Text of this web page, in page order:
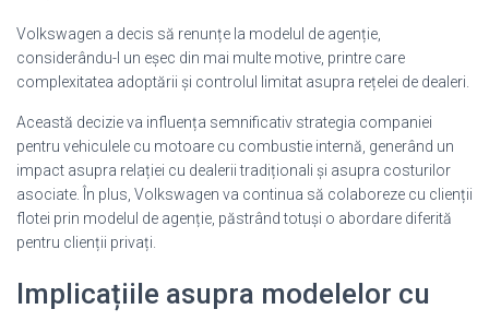
Volkswagen a decis să renunțe la modelul de agenție,
considerându-l un eșec din mai multe motive, printre care
complexitatea adoptării și controlul limitat asupra rețelei de dealeri.
Această decizie va influența semnificativ strategia companiei
pentru vehiculele cu motoare cu combustie internă, generând un
impact asupra relației cu dealerii tradiționali și asupra costurilor
asociate. În plus, Volkswagen va continua să colaboreze cu clienții
flotei prin modelul de agenție, păstrând totuși o abordare diferită
pentru clienții privați.
Implicațiile asupra modelelor cu